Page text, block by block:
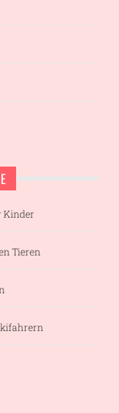
Kinder
Tieren